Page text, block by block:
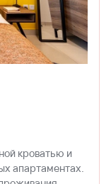
кроватью и
апартаментах.